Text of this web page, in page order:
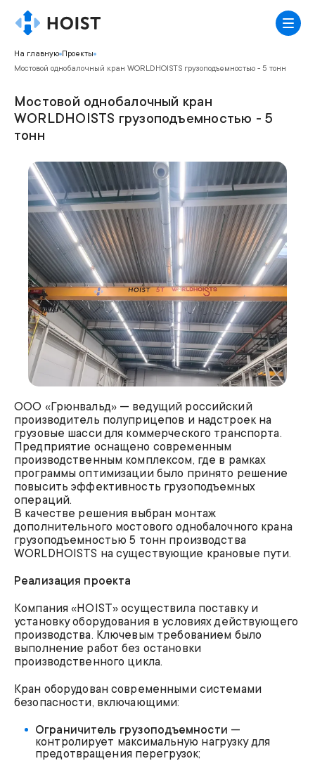
На главную Проекты
Мостовой однобалочный кран WORLDHOISTS грузоподъемностью - 5 тонн
Мостовой однобалочный кран
WORLDHOISTS грузоподъемностью - 5
тонн
ООО «Грюнвальд» — ведущий российский
производитель полуприцепов и надстроек на
грузовые шасси для коммерческого транспорта.
Предприятие оснащено современным
производственным комплексом, где в рамках
программы оптимизации было принято решение
повысить эффективность грузоподъемных
операций.
В качестве решения выбран монтаж
дополнительного мостового однобалочного крана
грузоподъемностью 5 тонн производства
WORLDHOISTS на существующие крановые пути.
Реализация проекта
Компания «HOIST» осуществила поставку и
установку оборудования в условиях действующего
производства. Ключевым требованием было
выполнение работ без остановки
производственного цикла.
Кран оборудован современными системами
безопасности, включающими:
Ограничитель грузоподъемности —
контролирует максимальную нагрузку для
предотвращения перегрузок;